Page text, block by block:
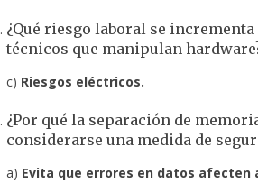
¿Qué riesgo laboral se
técnicos que manipulan
c) Riesgos eléctricos.
¿Por qué la separación de
considerarse una medida de
a) Evita que errores en datos afecten